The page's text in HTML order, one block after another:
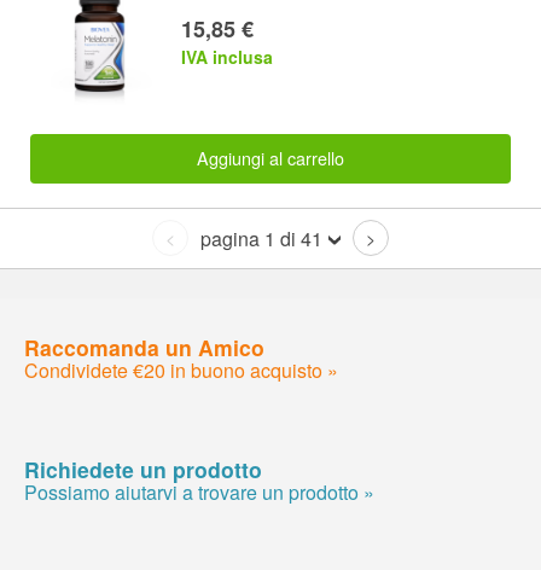
15,85 €
IVA inclusa
Aggiungi al carrello
< pagina 1 di 41 >
Raccomanda un Amico
Condividete €20 in buono acquisto »
Richiedete un prodotto
Possiamo aiutarvi a trovare un prodotto »